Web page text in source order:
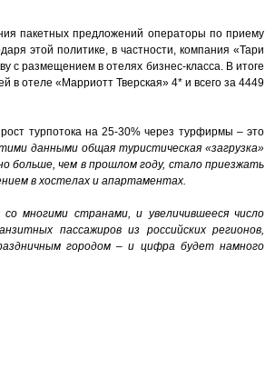
пакетных предложений операторы по приему
этой политике, в частности, компания «Тари
с размещением в отелях бизнес-класса. В итоге
в отеле «Марриотт Тверская» 4* и всего за 4449
турпотока на 25-30% через турфирмы – это
данными общая туристическая «загрузка»
больше, чем в прошлом году, стало приезжать
в хостелах и апартаментах.
многими странами, и увеличившееся число
пассажиров из российских регионов,
городом – и цифра будет намного